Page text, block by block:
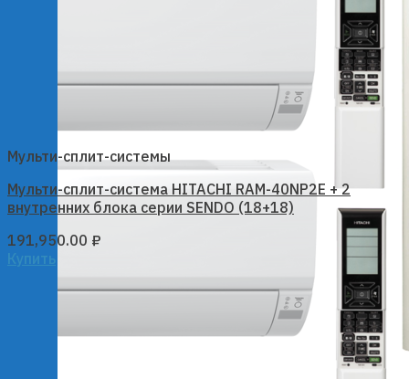
Мульти-сплит-системы
Мульти-сплит-система HITACHI RAM-40NP2E + 2
внутренних блока серии SENDO (18+18)
191,950.00 ₽
Купить